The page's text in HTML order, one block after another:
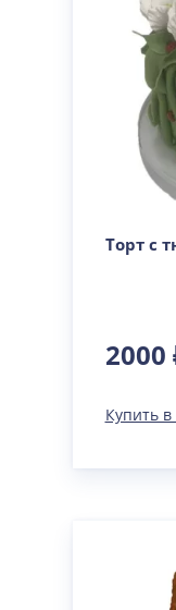
Торт с
2000
Купить